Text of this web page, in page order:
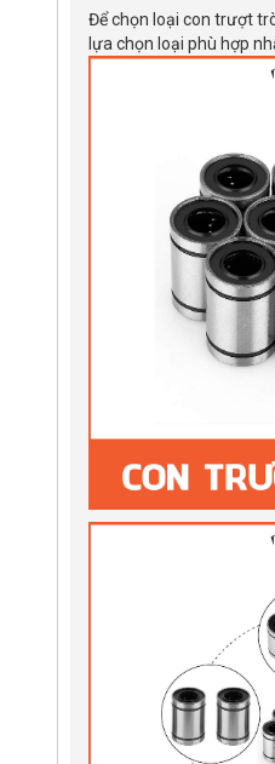
Để chọn loại con trượt
lựa chọn loại phù hợp